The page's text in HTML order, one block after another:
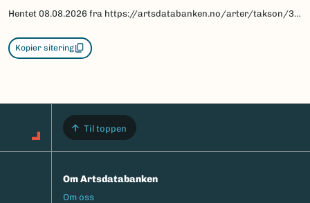
Hentet 08.08.2026 fra https://artsdatabanken.no/arter/takson/32782/beskrivelse
Kopier sitering
Til toppen
Om Artsdatabanken
Footermeny
Om oss